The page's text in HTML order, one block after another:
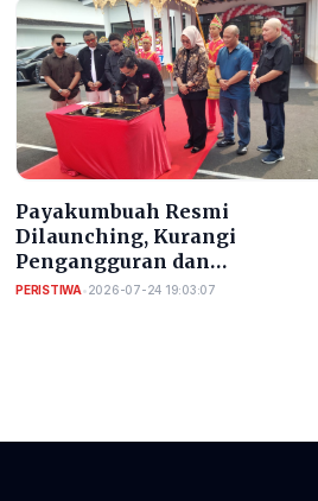
Payakumbuah Resmi
Dilaunching, Kurangi
Pengangguran dan
Meningkatkan PAD Kota
PERISTIWA•2026-07-24 19:03:07